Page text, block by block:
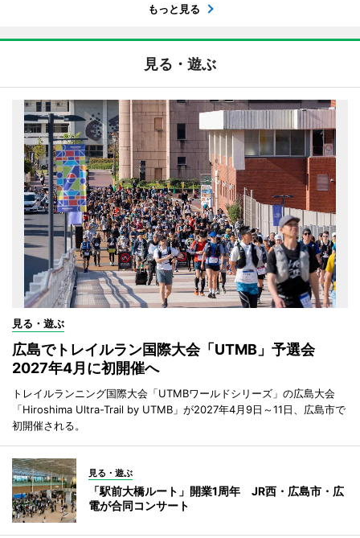
もっと見る
見る・遊ぶ
見る・遊ぶ
広島でトレイルラン国際大会「UTMB」予選会
2027年4月に初開催へ
トレイルランニング国際大会「UTMBワールドシリーズ」の広島大会
「Hiroshima Ultra-Trail by UTMB」が2027年4月9日～11日、広島市で
初開催される。
見る・遊ぶ
「駅前大橋ルート」開業1周年 JR西・広島市・広
電が合同コンサート